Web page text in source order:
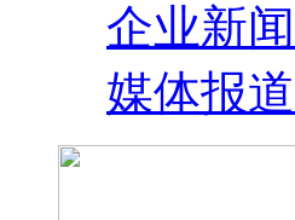
企业新闻
媒体报道